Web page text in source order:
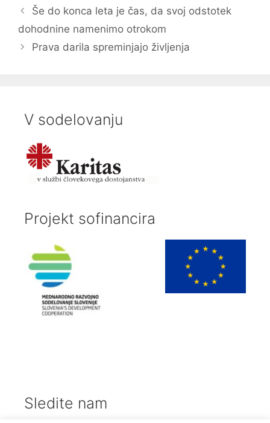
Še do konca leta je čas, da svoj odstotek
dohodnine namenimo otrokom
Prava darila spreminjajo življenja
V sodelovanju
Projekt sofinancira
Sledite nam